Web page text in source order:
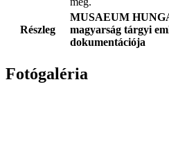
Részleg
MUSAEUM
magyarság tárgyi
dokumentációja
Fotógaléria